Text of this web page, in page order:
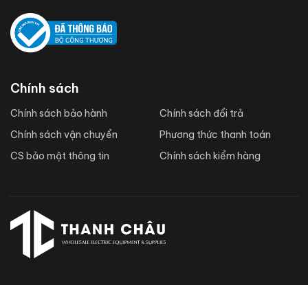
Chính sách
Chính sách bảo hành
Chính sách vận chuyển
CS bảo mật thông tin
Chính sách đổi trả
Phương thức thanh toán
Chính sách kiểm hàng